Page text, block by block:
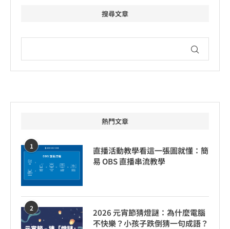
搜尋文章
熱門文章
1
直播活動教學看這一張圖就懂：簡
易 OBS 直播串流教學
2
2026 元宵節猜燈謎：為什麼電腦
不快樂？小孩子跌倒猜一句成語？